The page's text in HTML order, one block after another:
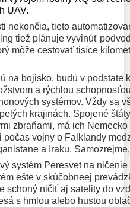
UAV.
nekončia, tieto
tiež plánuje vyvinúť
môže cestovať tisíce
na bojisko, budú v podstate
a rýchlou
systémov. Vždy sa
krajinách. Spojené
zbraňami, má ich
počas vojny o Falklandy
a Iraku.
systém Peresvet na
ešte v skúčobneej
schoný ničiť aj satelity do
s hmlou alebo hustou